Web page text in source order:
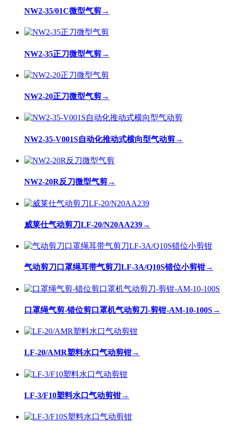
NW2-35/01C微型气剪→
NW2-35正刀微型气剪→
NW2-20正刀微型气剪→
NW2-35-V001S自动化推动式横向型气动剪→
NW2-20R反刀微型气剪→
威莱仕气动剪刀LF-20/N20AA239→
气动剪刀口罩绳耳带气剪刀LF-3A/Q10S错位小剪钳→
口罩绳气剪-错位剪口罩机气动剪刀-剪钳-AM-10-100S→
LF-20/AMR塑料水口气动剪钳→
LF-3/F10塑料水口气动剪钳→